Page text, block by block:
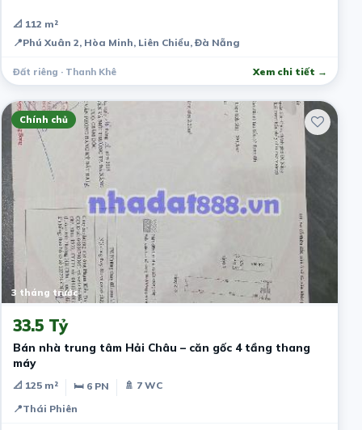
📐 112 m²
📍Phú Xuân 2, Hòa Minh, Liên Chiểu, Đà Nẵng
Đất riêng · Thanh Khê Xem chi tiết →
Chính chủ
3 tháng trước
33.5 Tỷ
Bán nhà trung tâm Hải Châu – căn gốc 4 tầng thang
máy
📐 125 m² 🛏 6 PN
🚿 7 WC
📍Thái Phiên